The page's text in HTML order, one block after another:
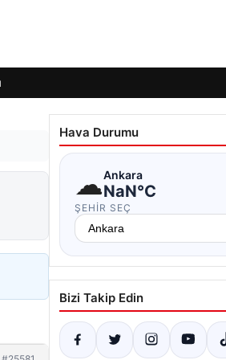
Hava Durumu
☁Ankara
NaN°C
ŞEHIR SEÇ
Bizi Takip Edin